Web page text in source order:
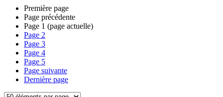
Première page
Page précédente
Page 1 (page actuelle)
Page 2
Page 3
Page 4
Page 5
Page suivante
Dernière page